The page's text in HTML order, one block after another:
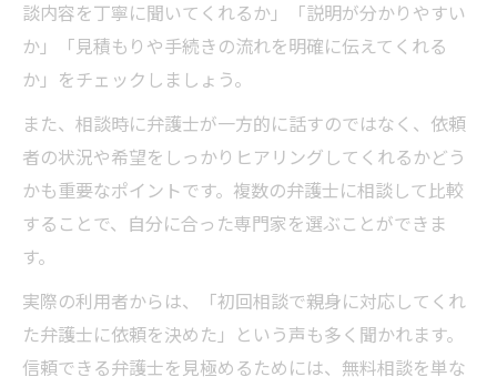
談内容を丁寧に聞いてくれるか」「説明が分かりやすい
か」「見積もりや手続きの流れを明確に伝えてくれる
か」をチェックしましょう。
また、相談時に弁護士が一方的に話すのではなく、依頼
者の状況や希望をしっかりヒアリングしてくれるかどう
かも重要なポイントです。複数の弁護士に相談して比較
することで、自分に合った専門家を選ぶことができま
す。
実際の利用者からは、「初回相談で親身に対応してくれ
た弁護士に依頼を決めた」という声も多く聞かれます。
信頼できる弁護士を見極めるためには、無料相談を単な